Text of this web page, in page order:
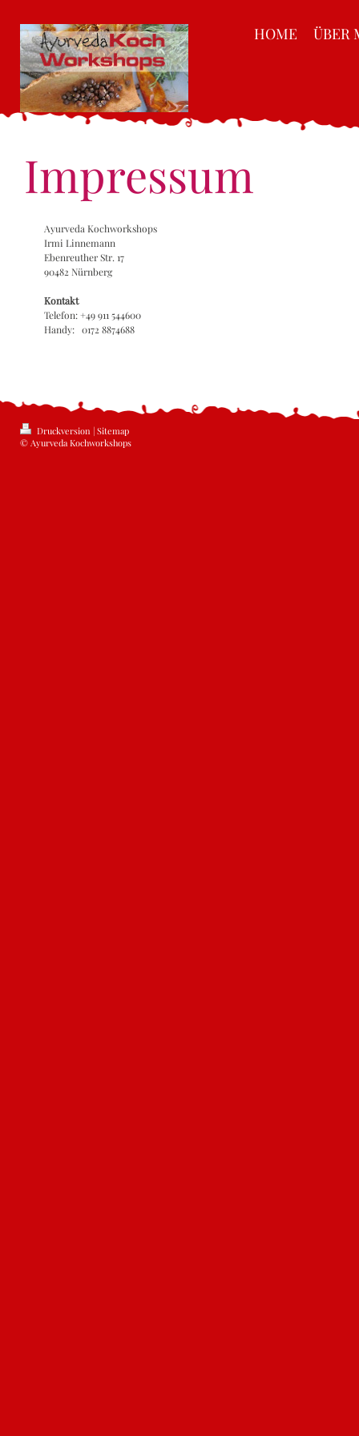
HOME ÜBER
Impressum
Ayurveda Kochworkshops
Irmi Linnemann
Ebenreuther Str. 17
90482 Nürnberg
Kontakt
Telefon: +49 911 544600
Handy: 0172 8874688
Druckversion | Sitemap
© Ayurveda Kochworkshops